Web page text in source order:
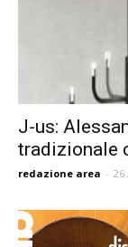
J-us:
tradizionale
redazione area - 26